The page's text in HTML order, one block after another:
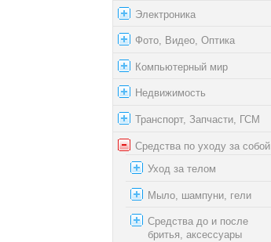
Электроника
Фото, Видео, Оптика
Компьютерный мир
Недвижимость
Транспорт, Запчасти, ГСМ
Средства по уходу за собой
Уход за телом
Мыло, шампуни, гели
Средства до и после
бритья, аксессуары